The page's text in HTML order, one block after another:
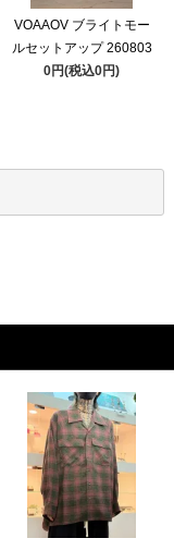
VOAAOV ブライトモー
ルセットアップ 260803
0円(税込0円)